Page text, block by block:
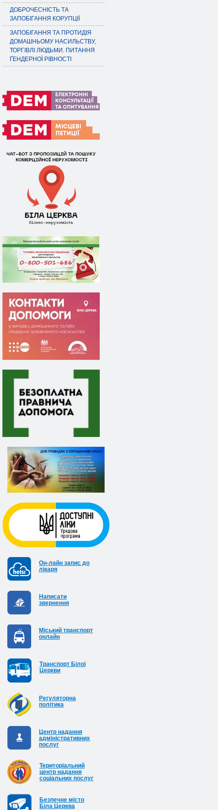
ДОБРОЧЕСНІСТЬ ТА
ЗАПОБІГАННЯ КОРУПЦІЇ
ЗАПОБІГАННЯ ТА ПРОТИДІЯ
ДОМАШНЬОМУ НАСИЛЬСТВУ,
ТОРГІВЛІ ЛЮДЬМИ. ПИТАННЯ
ҐЕНДЕРНОЇ РІВНОСТІ
Он-лайн запис до
лікаря
Написати
звернення
Міський транспорт
онлайн
Транспорт Білої
Церкви
Регуляторна
політика
Центр надання
адміністративних
послуг
Територіальний
центр надання
соціальних послуг
Безпечне місто
Біла Церква